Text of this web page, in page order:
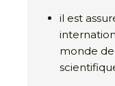
il est
monde